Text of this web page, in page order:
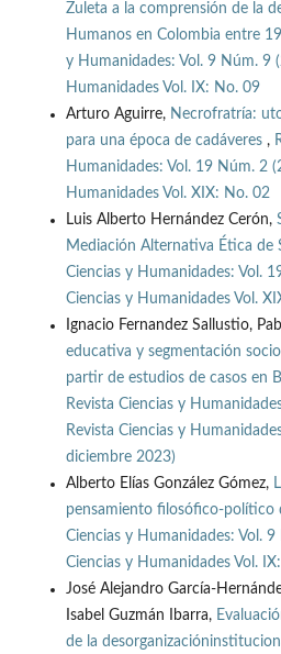
Zuleta a la comprensión de la
Humanos en Colombia entre
y Humanidades: Vol. 9 Núm. 9
Humanidades Vol. IX: No. 09
Arturo Aguirre, Necrofratría:
para una época de cadáveres ,
Humanidades: Vol. 19 Núm. 2
Humanidades Vol. XIX: No. 02
Luis Alberto Hernández Cerón,
Mediación Alternativa Ética de
Ciencias y Humanidades: Vol.
Ciencias y Humanidades Vol.
Ignacio Fernandez Sallustio,
educativa y segmentación
partir de estudios de casos en
Revista Ciencias y
Revista Ciencias y
diciembre 2023)
Alberto Elías González Gómez,
pensamiento filosófico-político
Ciencias y Humanidades: Vol.
Ciencias y Humanidades Vol.
José Alejandro García-
Isabel Guzmán Ibarra,
de la